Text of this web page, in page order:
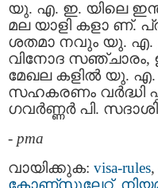
യു. എ. ഇ. യിലെ
മല യാളി കളാ ണ്.
ശതമാ നവും യു. എ.
വിനോദ സഞ്ചാരം,
മേഖല കളില്‍ യു. എ.
സഹകരണം വര്‍ദ്ധി
ഗവർണ്ണർ പി.
- pma
വായിക്കുക: visa-rules,
കോണ്സുലേറ്റ്,